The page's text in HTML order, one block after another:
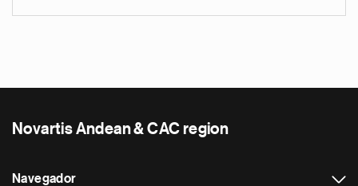
Novartis Andean & CAC region
Navegador